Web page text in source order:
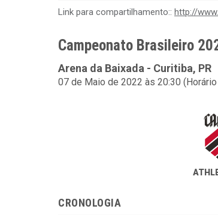
Link para compartilhamento:: http://
Campeonato Brasileiro
Arena da Baixada - Curitiba, PR
07 de Maio de 2022 às 20:30
CRONOLOGIA